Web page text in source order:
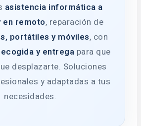
asistencia informática a
en remoto, reparación de
portátiles y móviles, con
y entrega para que
desplazarte. Soluciones
y adaptadas a tus
necesidades.